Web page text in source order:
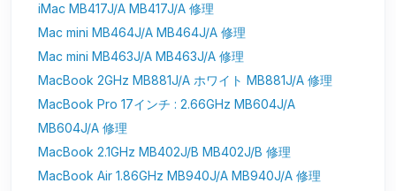
iMac MB417J/A MB417J/A 修理
Mac mini MB464J/A MB464J/A 修理
Mac mini MB463J/A MB463J/A 修理
MacBook 2GHz MB881J/A ホワイト MB881J/A 修理
MacBook Pro 17インチ : 2.66GHz MB604J/A
MB604J/A 修理
MacBook 2.1GHz MB402J/B MB402J/B 修理
MacBook Air 1.86GHz MB940J/A MB940J/A 修理